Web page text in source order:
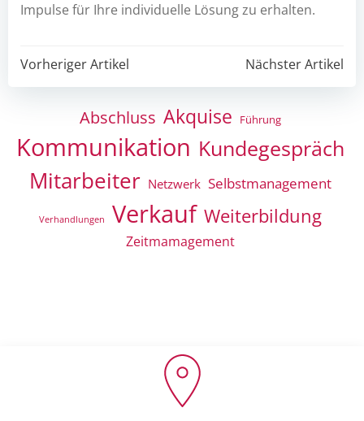
Impulse für Ihre individuelle Lösung zu erhalten.
Post
navigation
Vorheriger Artikel
navigation
Nächster Artikel
Abschluss Akquise Führung
Kommunikation Kundegespräch
Mitarbeiter Netzwerk Selbstmanagement
Verhandlungen Verkauf Weiterbildung
Zeitmamagement